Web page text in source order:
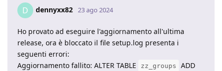
D dennyxx82 23 ago 2024
Ho provato ad eseguire l'aggiornamento all'ultima
release, ora è bloccato il file setup.log presenta i
seguenti errori:
Aggiornamento fallito: ALTER TABLE
zz_groups ADD